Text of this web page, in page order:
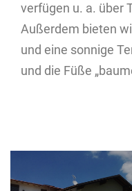
verfügen u. a. über
Außerdem bieten
und eine sonnige
und die Füße